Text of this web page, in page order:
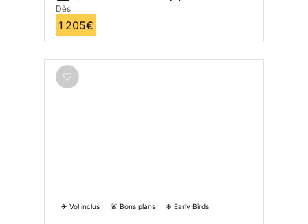
Dès
1 205€
✈️ Vol inclus 🚨 Bons plans ❄️ Early Birds